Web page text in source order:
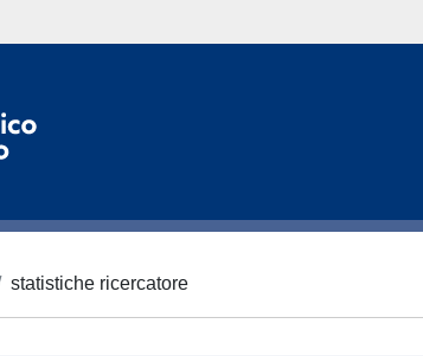
statistiche ricercatore